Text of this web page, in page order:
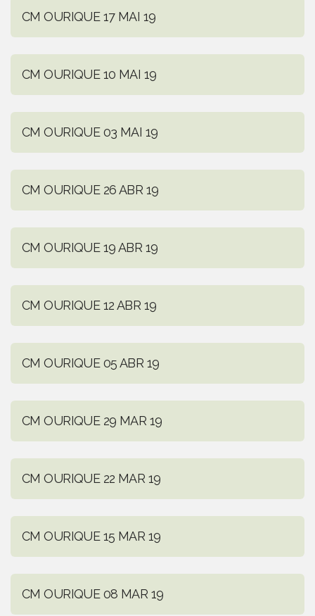
CM OURIQUE 17 MAI 19
CM OURIQUE 10 MAI 19
CM OURIQUE 03 MAI 19
CM OURIQUE 26 ABR 19
CM OURIQUE 19 ABR 19
CM OURIQUE 12 ABR 19
CM OURIQUE 05 ABR 19
CM OURIQUE 29 MAR 19
CM OURIQUE 22 MAR 19
CM OURIQUE 15 MAR 19
CM OURIQUE 08 MAR 19